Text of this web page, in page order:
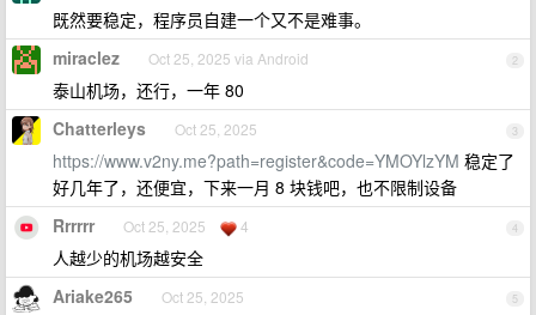
既然要稳定，程序员自建一个又不是难事。
2
miraclez Oct 25, 2025 via Android
泰山机场，还行，一年 80
3
Chatterleys Oct 25, 2025
https://www.v2ny.me?path=register&code=YMOYlzYM 稳定了
好几年了，还便宜，下来一月 8 块钱吧，也不限制设备
4
Rrrrrr Oct 25, 2025 4
人越少的机场越安全
5
Ariake265 Oct 25, 2025